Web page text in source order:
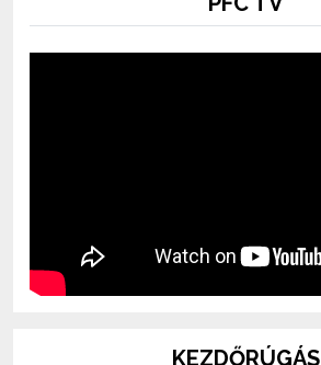
KEZDŐRÚGÁS